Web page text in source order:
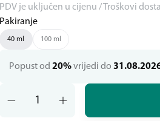
PDV je uključen u cijenu / Troškovi
Pakiranje
40 ml 100 ml
Popust od 20%vrijedi do